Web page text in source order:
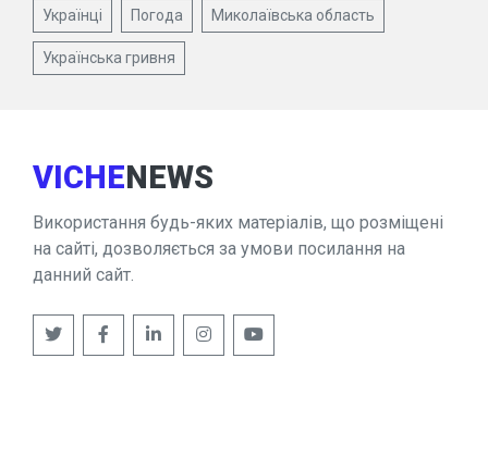
Українці Погода Миколаївська область
Українська гривня
VICHENEWS
Використання будь-яких матеріалів, що розміщені
на сайті, дозволяється за умови посилання на
данний сайт.